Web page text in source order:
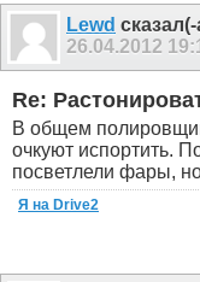
Lewd сказал(-
26.04.2012
Re:
В общем
очкуют испортить.
посветлели фары,
Я на Drive2